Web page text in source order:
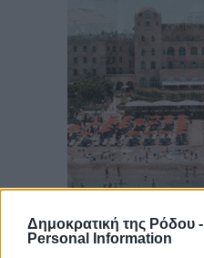
Δημοκρατική της Ρόδου -
Personal Information